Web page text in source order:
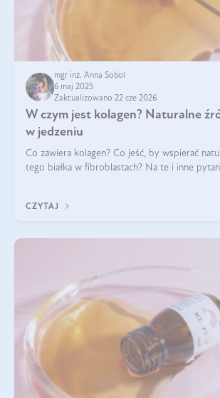
mgr inż. Anna Sobol
6 maj 2025
Zaktualizowano 22 cze 2026
W czym jest kolagen? Naturalne
w jedzeniu
Co zawiera kolagen? Co jeść, by wspierać
tego białka w fibroblastach? Na te i inne
CZYTAJ